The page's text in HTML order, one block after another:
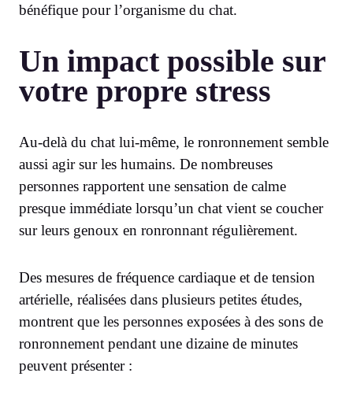
bénéfique pour l’organisme du chat.
Un impact possible sur
votre propre stress
Au-delà du chat lui-même, le ronronnement semble
aussi agir sur les humains. De nombreuses
personnes rapportent une sensation de calme
presque immédiate lorsqu’un chat vient se coucher
sur leurs genoux en ronronnant régulièrement.
Des mesures de fréquence cardiaque et de tension
artérielle, réalisées dans plusieurs petites études,
montrent que les personnes exposées à des sons de
ronronnement pendant une dizaine de minutes
peuvent présenter :